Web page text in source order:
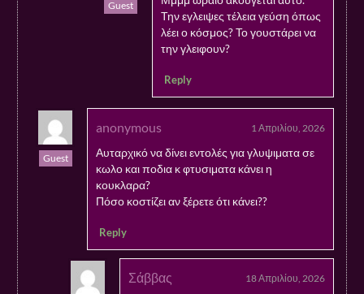
Guest
Την εγλειψες τέλεια γεύση όπως
λέει ο κόσμος? Το γουστάρει να
την γλειφουν?
Reply
Guest
anonymous 1 Απριλίου, 2026
Αυταρχικό να δίνει εντολές για γλυψιματα σε
κωλο και ποδια κ φτυσιματα κάνει η
κουκλαρα?
Πόσο κοστίζει αν ξέρετε ότι κάνει??
Reply
Σάββας 18 Απριλίου, 2026